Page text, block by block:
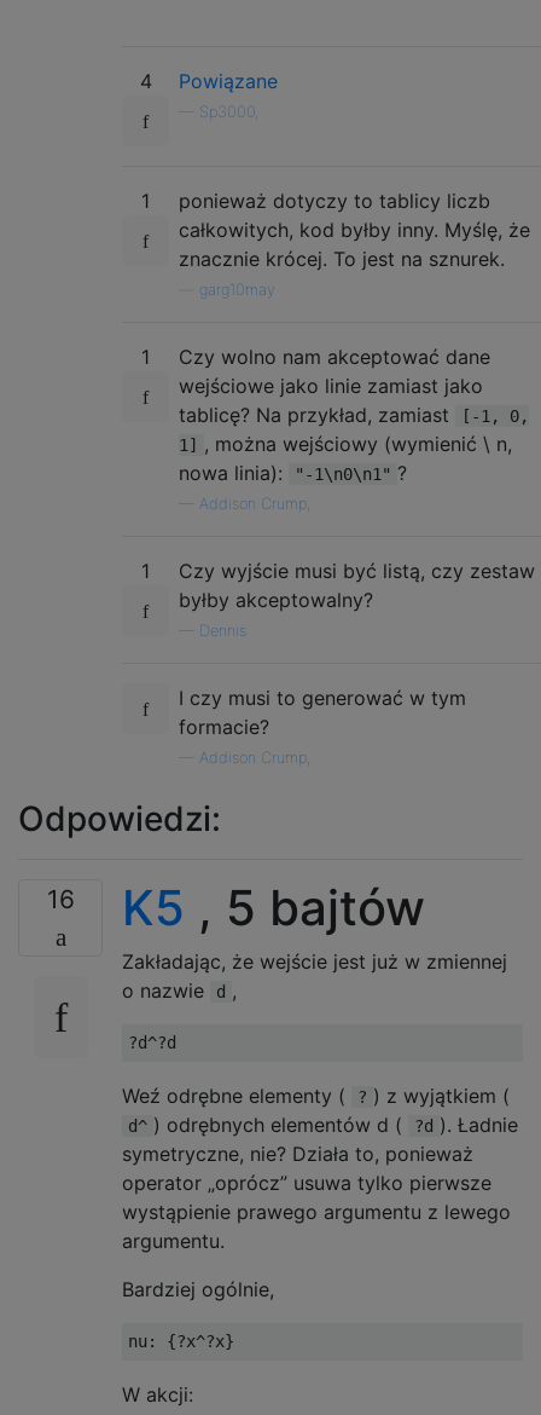
4 Powiązane
Sp3000,
1
ponieważ dotyczy to tablicy liczb
całkowitych, kod byłby inny. Myślę, że
znacznie krócej. To jest na sznurek.
garg10may
1
Czy wolno nam akceptować dane
wejściowe jako linie zamiast jako
tablicę? Na przykład, zamiast
[-1, 0,
1]
, można wejściowy (wymienić \ n,
nowa linia):
"-1\n0\n1" ?
Addison Crump,
1
Czy wyjście musi być listą, czy zestaw
byłby akceptowalny?
Dennis
I czy musi to generować w tym
formacie?
Addison Crump,
Odpowiedzi:
16 K5 , 5 bajtów
Zakładając, że wejście jest już w zmiennej
o nazwie
d ,
Weź odrębne elementy ( ? ) z wyjątkiem (
d^ ) odrębnych elementów d ( ?d ). Ładnie
symetryczne, nie? Działa to, ponieważ
operator „oprócz” usuwa tylko pierwsze
wystąpienie prawego argumentu z lewego
argumentu.
Bardziej ogólnie,
W akcji: